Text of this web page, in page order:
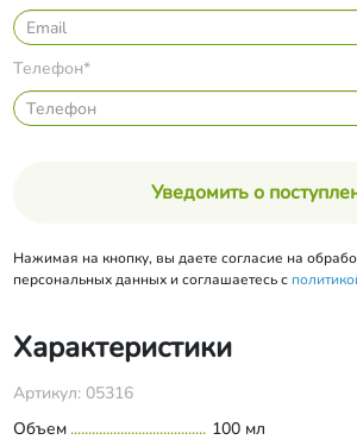
Телефон*
Уведомить о
Нажимая на кнопку, вы даете согласие на
персональных данных и соглашаетесь с
Характеристики
Артикул: 05316
Объем
100 мл